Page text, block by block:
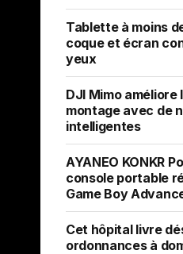
Tablette à moins
coque et écran
yeux
DJI Mimo
montage avec de
intelligentes
AYANEO KONKR
console portable
Game Boy
Cet hôpital livre
ordonnances à